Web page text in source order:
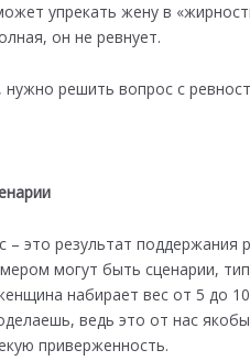
упрекать жену в
он не ревнует.
решить вопрос с
– это результат поддержания
могут быть сценарии,
набирает вес от 5 до
ведь это от нас
приверженность.